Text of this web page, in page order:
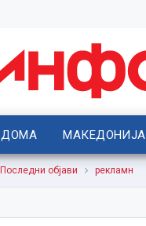
ДОМА МАКЕДОНИЈА
Последни објави рекламн